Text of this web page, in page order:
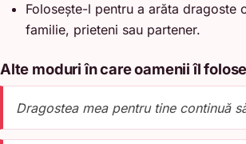
Folosește-l pentru a arăta dragoste
familie, prieteni sau partener.
Alte moduri în care oamenii îl
Dragostea mea pentru tine continuă